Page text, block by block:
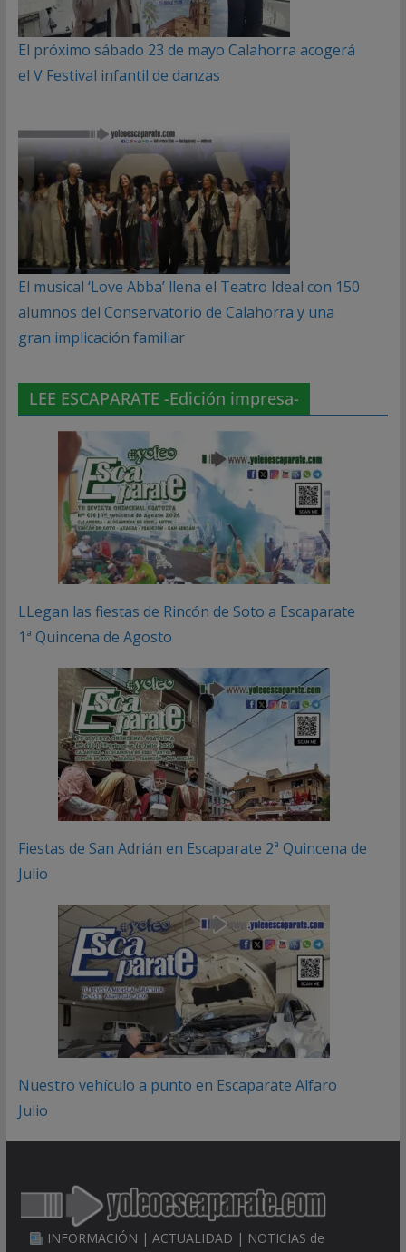
El próximo sábado 23 de mayo Calahorra acogerá
el V Festival infantil de danzas
El musical ‘Love Abba’ llena el Teatro Ideal con 150
alumnos del Conservatorio de Calahorra y una
gran implicación familiar
LEE ESCAPARATE -Edición impresa-
LLegan las fiestas de Rincón de Soto a Escaparate
1ª Quincena de Agosto
Fiestas de San Adrián en Escaparate 2ª Quincena de
Julio
Nuestro vehículo a punto en Escaparate Alfaro
Julio
INFORMACIÓN | ACTUALIDAD | NOTICIAS de